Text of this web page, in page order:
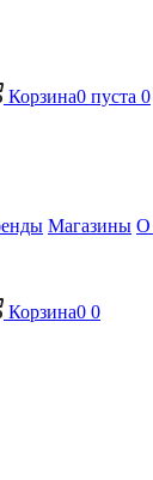
Корзина0 пуста 0
Магазины О
Корзина0 0